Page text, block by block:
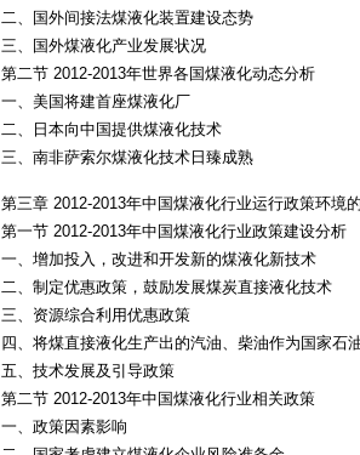
二、国外间接法煤液化装置建设态势
三、国外煤液化产业发展状况
第二节 2012-2013年世界各国煤液化动态分析
一、美国将建首座煤液化厂
二、日本向中国提供煤液化技术
三、南非萨索尔煤液化技术日臻成熟
第三章 2012-2013年中国煤液化行业运行政策环境
第一节 2012-2013年中国煤液化行业政策建设分析
一、增加投入，改进和开发新的煤液化新技术
二、制定优惠政策，鼓励发展煤炭直接液化技术
三、资源综合利用优惠政策
四、将煤直接液化生产出的汽油、柴油作为国家石
五、技术发展及引导政策
第二节 2012-2013年中国煤液化行业相关政策
一、政策因素影响